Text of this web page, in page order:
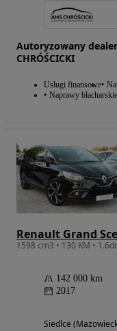
Autoryzowany dealer
CHRÓŚCICKI
Usługi finansowe
Naprawy blacharskie
1598 cm3 • 130 KM •
142 000 km
2017
Siedlce